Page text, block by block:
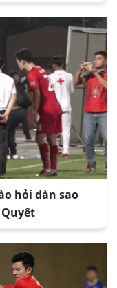
hỏi dàn sao